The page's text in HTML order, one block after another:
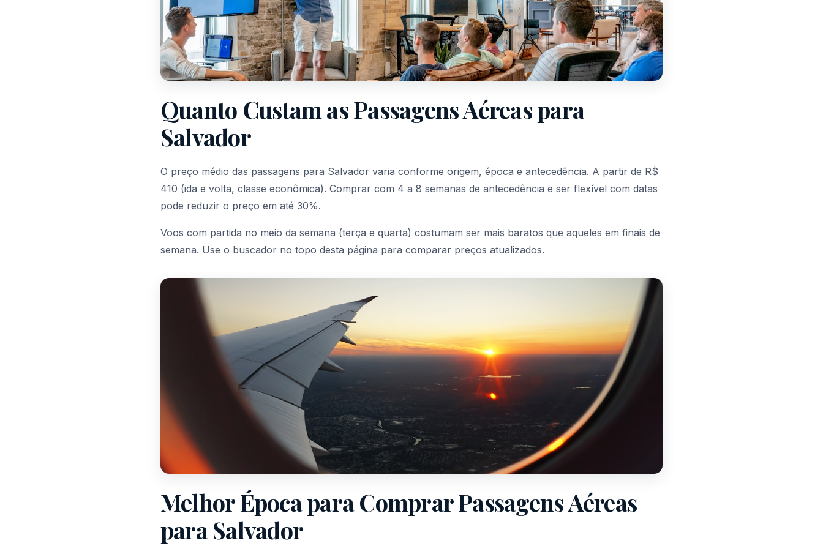
Quanto Custam as Passagens Aéreas para
Salvador
O preço médio das passagens para Salvador varia conforme origem, época e antecedência. A partir de R$
410 (ida e volta, classe econômica). Comprar com 4 a 8 semanas de antecedência e ser flexível com datas
pode reduzir o preço em até 30%.
Voos com partida no meio da semana (terça e quarta) costumam ser mais baratos que aqueles em finais de
semana. Use o buscador no topo desta página para comparar preços atualizados.
Melhor Época para Comprar Passagens Aéreas
para Salvador